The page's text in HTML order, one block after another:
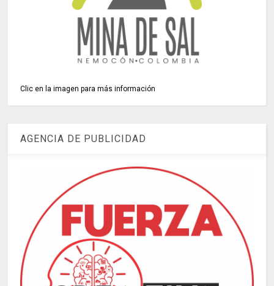
Clic en la imagen para más información
AGENCIA DE PUBLICIDAD